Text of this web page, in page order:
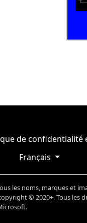
de confidentialité
Français
les noms, marques et
© 2020+. Tous les